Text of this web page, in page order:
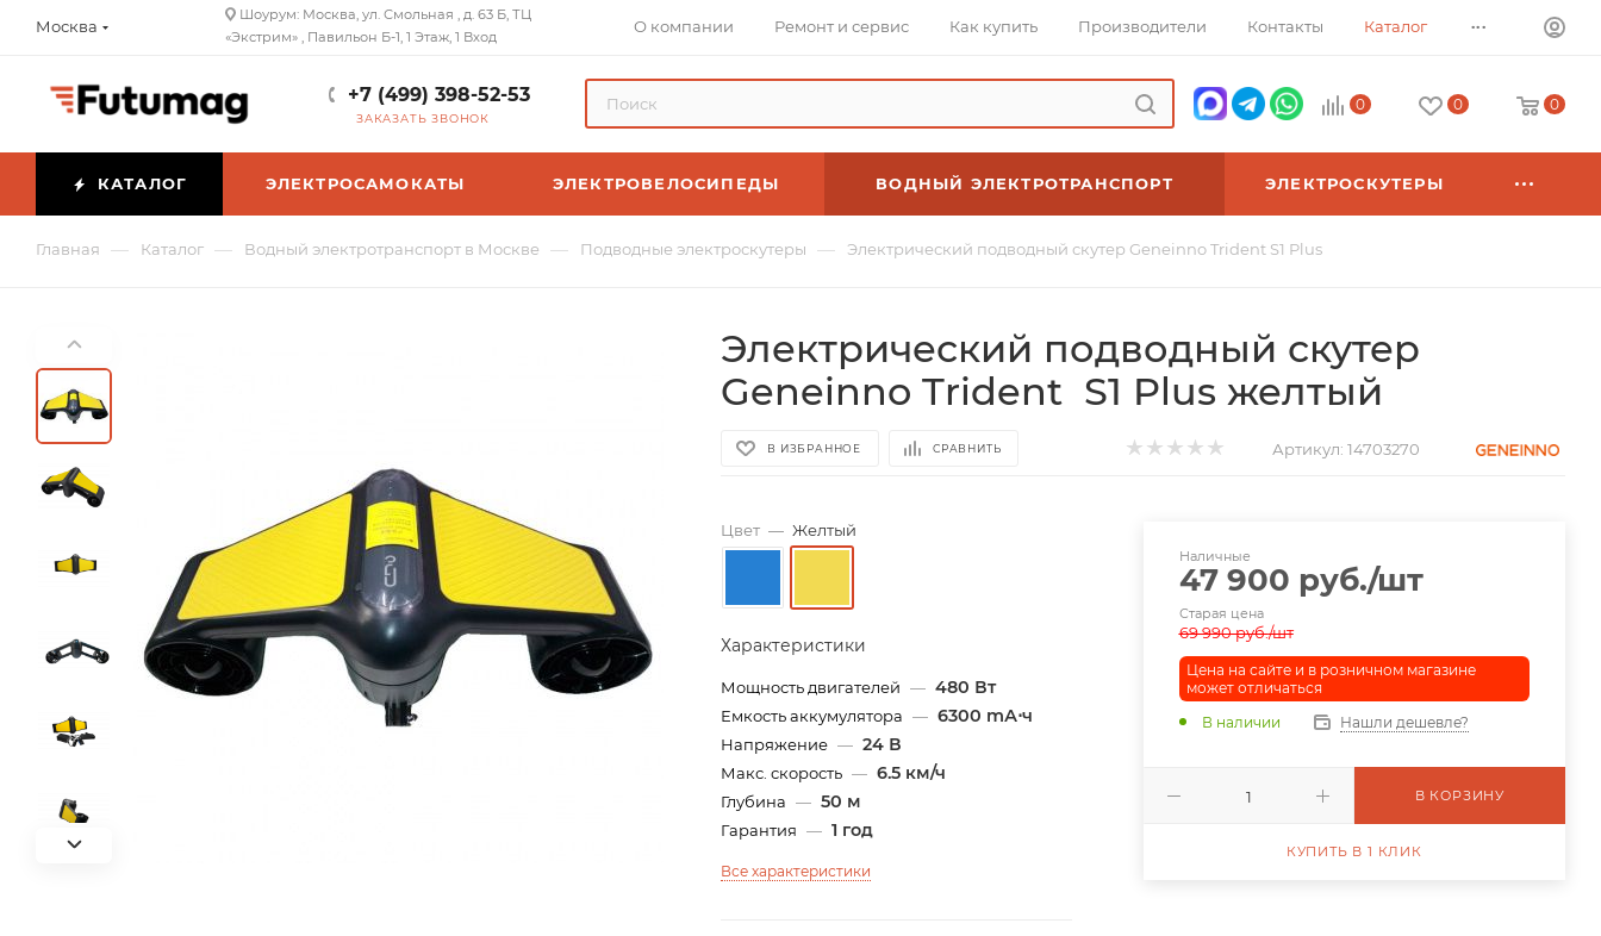
Москва
Шоурум: Москва, ул. Смольная , д. 63 Б, ТЦ
«Экстрим» , Павильон Б-1, 1 Этаж, 1 Вход
О компании Ремонт и сервис Как купить Производители Контакты Каталог ...
+7 (499) 398-52-53
ЗАКАЗАТЬ ЗВОНОК
0 0 0
КАТАЛОГ ЭЛЕКТРОСАМОКАТЫ ЭЛЕКТРОВЕЛОСИПЕДЫ ВОДНЫЙ ЭЛЕКТРОТРАНСПОРТ ЭЛЕКТРОСКУТЕРЫ
Главная — Каталог — Водный электротранспорт в Москве — Подводные электроскутеры — Электрический подводный скутер Geneinno Trident S1 Plus
Электрический подводный скутер
Geneinno Trident S1 Plus желтый
В ИЗБРАННОЕ СРАВНИТЬ Артикул: 14703270
Цвет — Желтый
Характеристики
Мощность двигателей — 480 Вт
Емкость аккумулятора — 6300 mА⋅ч
Напряжение — 24 В
Макс. скорость — 6.5 км/ч
Глубина — 50 м
Гарантия — 1 год
Все характеристики
Наличные
47 900 руб./шт
Старая цена
69 990руб./шт
Цена на сайте и в розничном магазине
может отличаться
В наличии
Нашли дешевле?
В КОРЗИНУ
КУПИТЬ В 1 КЛИК